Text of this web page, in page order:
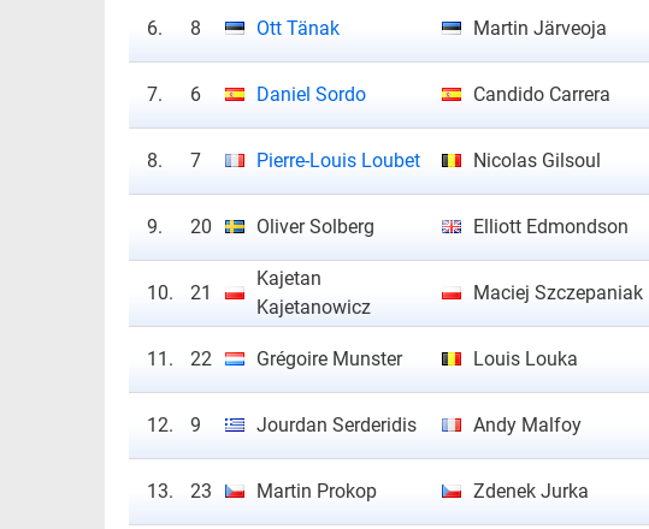
6. 8 Ott Tänak Martin Järveoja
7. 6 Daniel Sordo Candido Carrera
8. 7 Pierre-Louis Loubet Nicolas Gilsoul
9. 20 Oliver Solberg Elliott Edmondson
10. 21
Kajetan
Kajetanowicz
Maciej Szczepaniak
11. 22 Grégoire Munster Louis Louka
12. 9 Jourdan Serderidis Andy Malfoy
13. 23 Martin Prokop Zdenek Jurka